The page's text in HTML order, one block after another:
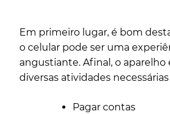
Em primeiro lugar, é bom
o celular pode ser uma
angustiante. Afinal, o aparelho
diversas atividades
Pagar contas